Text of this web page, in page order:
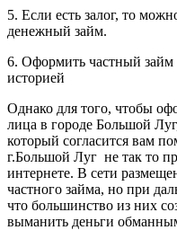
5. Если есть залог, то
денежный займ.
6. Оформить частный
историей
Однако для того, чтобы
лица в городе Большой
который согласится вам
г.Большой Луг не так то
интернете. В сети
частного займа, но при
что большинство из них
выманить деньги